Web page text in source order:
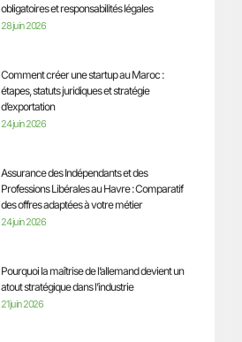
obligatoires et responsabilités légales
28 juin 2026
Comment créer une startup au Maroc :
étapes, statuts juridiques et stratégie
d’exportation
24 juin 2026
Assurance des Indépendants et des
Professions Libérales au Havre : Comparatif
des offres adaptées à votre métier
24 juin 2026
Pourquoi la maîtrise de l’allemand devient un
atout stratégique dans l’industrie
21 juin 2026